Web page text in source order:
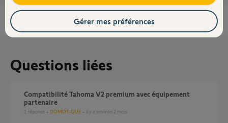
Questions liées
compatibilité Tahoma V2 premium avec équipement
partenaire
1 réponse DOMOTIQUE il y a environ 2 mois
Gérer mes préférences